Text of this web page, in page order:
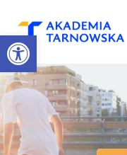
Open toolbar